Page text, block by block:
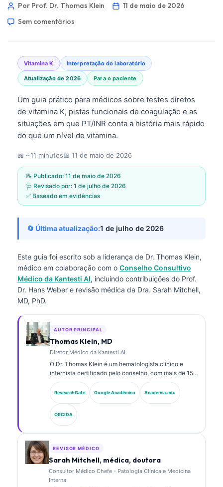
Por Prof. Dr. Thomas Klein
11 de maio de 2026
Sem comentários
Vitamina K Interpretação do laboratório
Atualização de 2026 Para o paciente
Um guia prático para médicos sobre testes diretos
de vitamina K, pistas funcionais de coagulação e as
situações em que PT/INR conta a história mais rápido
do que um nível de vitamina.
📖 ~11 minutos📅 11 de maio de 2026
📝 Publicado: 11 de maio de 2026
🩺 Revisado por: 1 de julho de 2026
✅ Baseado em evidências
🔄 Última atualização:1 de julho de 2026
Este guia foi escrito sob a liderança de Dr. Thomas Klein,
médico em colaboração com o Conselho Consultivo
Médico da Kantesti AI, incluindo contribuições do Prof.
Dr. Hans Weber e revisão médica da Dra. Sarah Mitchell,
MD, PhD.
AUTOR PRINCIPAL
Thomas Klein, MD
Diretor Médico da Kantesti AI
O Dr. Thomas Klein é um hematologista clínico e
internista certificado pelo conselho, com mais de 15
anos de experiência em medicina laboratorial e
análise clínica assistida por IA. Como Diretor Médico
na Kantesti AI, ele fornece supervisão clínica da
exatidão médica da rede neural proprietária. O Dr.
Klein publicou extensivamente sobre interpretação
de biomarcadores e diagnósticos laboratoriais em
temas de medicina laboratorial.
ResearchGate Google Acadêmico Academia.edu
ORCIDA
REVISOR MÉDICO
Sarah Mitchell, médica, doutora
Consultor Médico Chefe - Patologia Clínica e Medicina
Interna